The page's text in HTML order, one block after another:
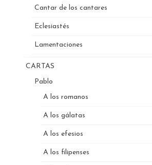
Cantar de los cantares
Eclesiastés
Lamentaciones
CARTAS
Pablo
A los romanos
A los gálatas
A los efesios
A los filipenses